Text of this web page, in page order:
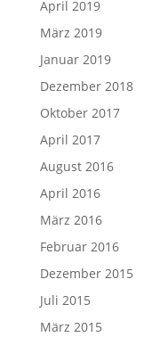
April 2019
März 2019
Januar 2019
Dezember 2018
Oktober 2017
April 2017
August 2016
April 2016
März 2016
Februar 2016
Dezember 2015
Juli 2015
März 2015